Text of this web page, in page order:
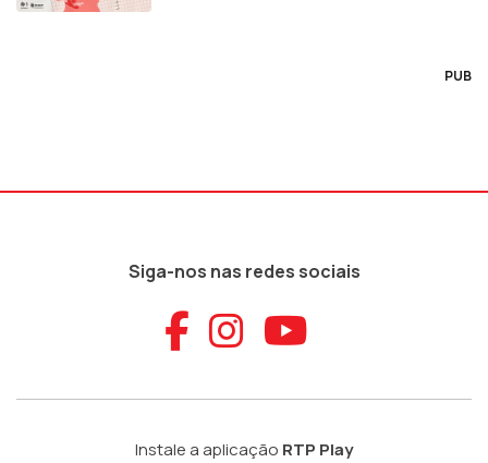
PUB
Siga-nos nas redes sociais
Aceder ao
Aceder ao
Aceder
Instale a aplicação RTP Play